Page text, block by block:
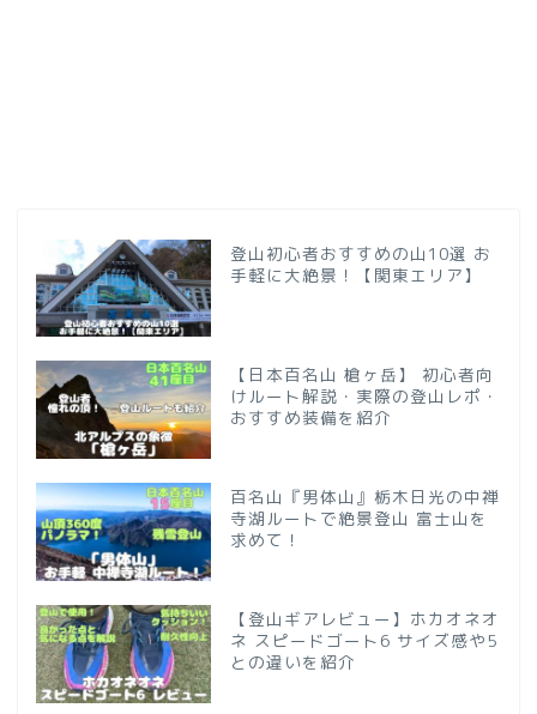
登山初心者おすすめの山10選 お
手軽に大絶景！【関東エリア】
【日本百名山 槍ヶ岳】 初心者向
けルート解説・実際の登山レポ・
おすすめ装備を紹介
百名山『男体山』栃木日光の中禅
寺湖ルートで絶景登山 富士山を
求めて！
【登山ギアレビュー】ホカオネオ
ネ スピードゴート6 サイズ感や5
との違いを紹介